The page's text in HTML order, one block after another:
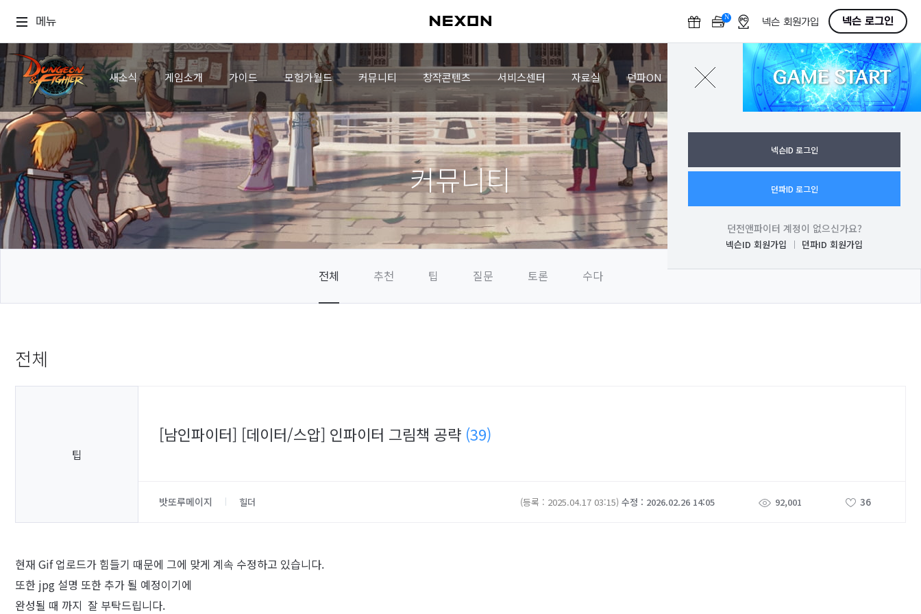
메뉴 N
F
넥슨 회원가입 넥슨 로그인
새소식 게임소개 가이드 모험가월드 커뮤니티 창작콘텐츠 서비스센터 자료실 던파ON GAME START
로그인
넥슨ID 로그인
던파ID 로그인
던전앤파이터 계정이 없으신가요?
넥슨ID 회원가입 던파ID 회원가입
커뮤니티
전체 추천 팁 질문 토론 수다
전체
팁
[남인파이터] [데이터/스압] 인파이터 그림책 공략 (39)
밧또루메이지 힐더 (등록 : 2025.04.17 03:15) 수정 : 2026.02.26 14:05 92,001 36
현재 Gif 업로드가 힘들기 때문에 그에 맞게 계속 수정하고 있습니다.
또한 jpg 설명 또한 추가 될 예정이기에
완성될 때 까지 잘 부탁드립니다.